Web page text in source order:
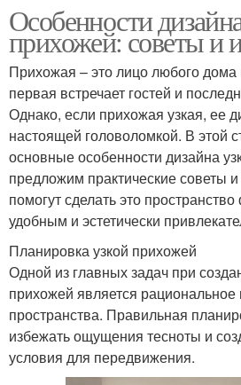
Особенности
прихожей: советы и
Прихожая – это лицо любого
первая встречает гостей и
Однако, если прихожая узкая, ее
настоящей головоломкой. В этой
основные особенности дизайна
предложим практические советы
помогут сделать это
удобным и эстетически
Планировка узкой прихожей
Одной из главных задач при
прихожей является рациональное
пространства. Правильная
избежать ощущения тесноты и
условия для передвижения.